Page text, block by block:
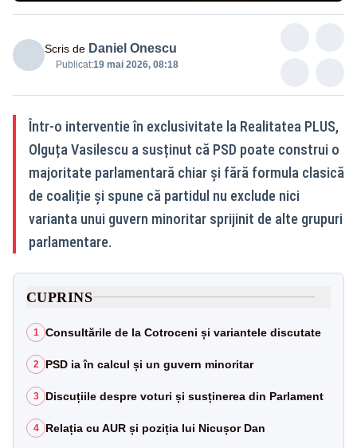
Scris de Daniel Onescu
Publicat:19 mai 2026, 08:18
Într-o interventie în exclusivitate la Realitatea PLUS,
Olguța Vasilescu a susținut că PSD poate construi o
majoritate parlamentară chiar și fără formula clasică
de coaliție și spune că partidul nu exclude nici
varianta unui guvern minoritar sprijinit de alte grupuri
parlamentare.
CUPRINS
1 Consultările de la Cotroceni și variantele discutate
2 PSD ia în calcul și un guvern minoritar
3 Discuțiile despre voturi și susținerea din Parlament
4 Relația cu AUR și poziția lui Nicușor Dan